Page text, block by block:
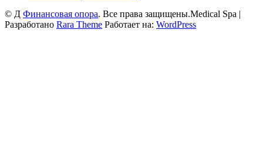
© Д Финансовая опора. Все права защищены.Medical Spa |
Разработано Rara Theme Работает на: WordPress